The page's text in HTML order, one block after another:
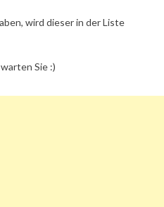
wird dieser in der Liste
Sie :)